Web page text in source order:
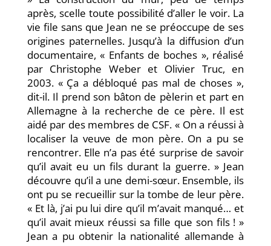
après, scelle toute possibilité d’aller le voir. La
vie file sans que Jean ne se préoccupe de ses
origines paternelles. Jusqu’à la diffusion d’un
documentaire, « Enfants de boches », réalisé
par Christophe Weber et Olivier Truc, en
2003. « Ça a débloqué pas mal de choses »,
dit-il. Il prend son bâton de pèlerin et part en
Allemagne à la recherche de ce père. Il est
aidé par des membres de CSF. « On a réussi à
localiser la veuve de mon père. On a pu se
rencontrer. Elle n’a pas été surprise de savoir
qu’il avait eu un fils durant la guerre. » Jean
découvre qu’il a une demi-sœur. Ensemble, ils
ont pu se recueillir sur la tombe de leur père.
« Et là, j’ai pu lui dire qu’il m’avait manqué… et
qu’il avait mieux réussi sa fille que son fils ! »
Jean a pu obtenir la nationalité allemande à